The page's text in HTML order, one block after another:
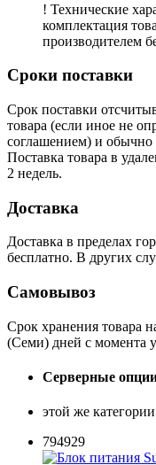
! Технические
комплектация
производителем
Сроки поставки
Срок поставки
товара (если иное не
соглашением) и
Поставка товара в
2 недель.
Доставка
Доставка в пределах
бесплатно. В других
Самовывоз
Срок хранения товара
(Семи) дней с момента
Серверные
этой же категории
794929